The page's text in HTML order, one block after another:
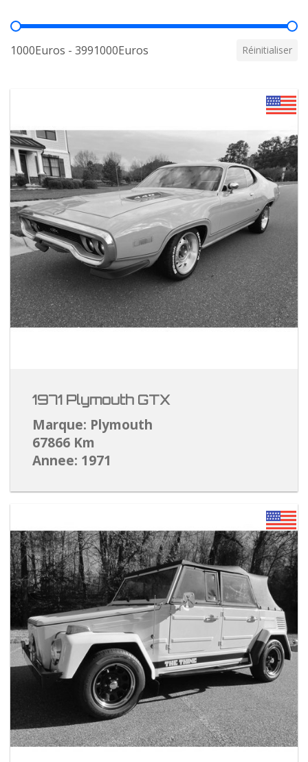
Prix
1000Euros - 3991000Euros Réinitialiser
1971 Plymouth GTX
Marque: Plymouth
67866 Km
Annee: 1971